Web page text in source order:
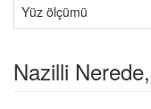
Yüz ölçümü
Nazilli